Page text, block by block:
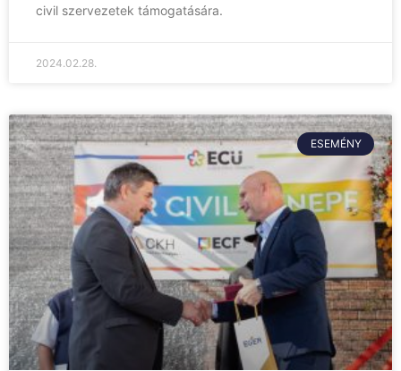
civil szervezetek támogatására.
2024.02.28.
ESEMÉNY